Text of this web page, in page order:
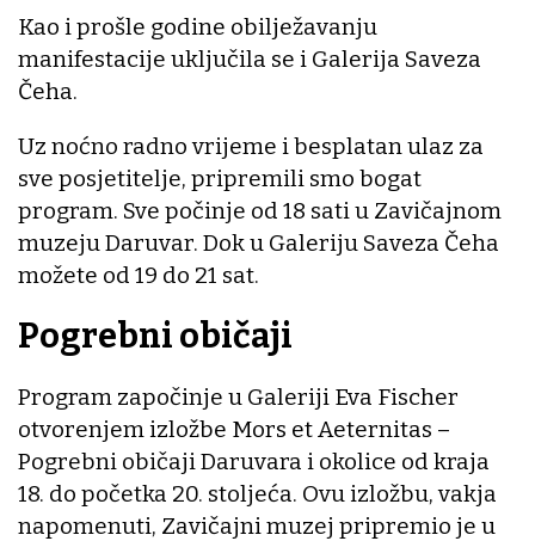
Kao i prošle godine obilježavanju
manifestacije uključila se i Galerija Saveza
Čeha.
Uz noćno radno vrijeme i besplatan ulaz za
sve posjetitelje, pripremili smo bogat
program. Sve počinje od 18 sati u Zavičajnom
muzeju Daruvar. Dok u Galeriju Saveza Čeha
možete od 19 do 21 sat.
Pogrebni običaji
Program započinje u Galeriji Eva Fischer
otvorenjem izložbe Mors et Aeternitas –
Pogrebni običaji Daruvara i okolice od kraja
18. do početka 20. stoljeća. Ovu izložbu, vakja
napomenuti, Zavičajni muzej pripremio je u